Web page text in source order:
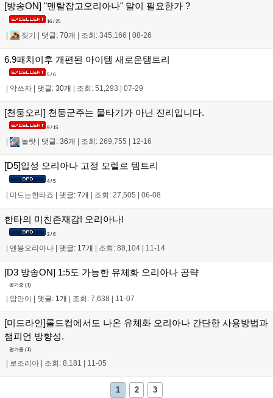
[방송ON] "멘탈잡고오리아나" 말이 필요한가 ?
16 / 25
| 짖기 | 댓글: 70개 | 조회: 345,166 | 08-26
6.9패치이후 개편된 아이템 새로운탬트리
5 / 6
악쓰자 댓글: 30개 조회: 51,293 07-29
[천둥오리] 천둥군주는 물타기가 아닌 진리입니다.
9 / 15
놀랏 댓글: 36개 조회: 269,755 12-16
[D5]입성 오리아나 고정 모렐로 템트리
4 / 5
| 미드는한타죠 | 댓글: 7개 | 조회: 27,505 | 06-08
한타의 미친존재감! 오리아나!
3 / 6
멘붕오리아나 댓글: 17개 조회: 88,104 11-14
[D3 방송ON] 1:5도 가능한 유체화 오리아나 공략
평가중 (1)
암만이 댓글: 1개 조회: 7,638 11-07
[미드라인]롤드컵에서도 나온 유체화 오리아나 간단한 사용방법과
챔피언 방향성.
평가중 (1)
| 로조리아 | 조회: 8,181 | 11-05
1 2 3